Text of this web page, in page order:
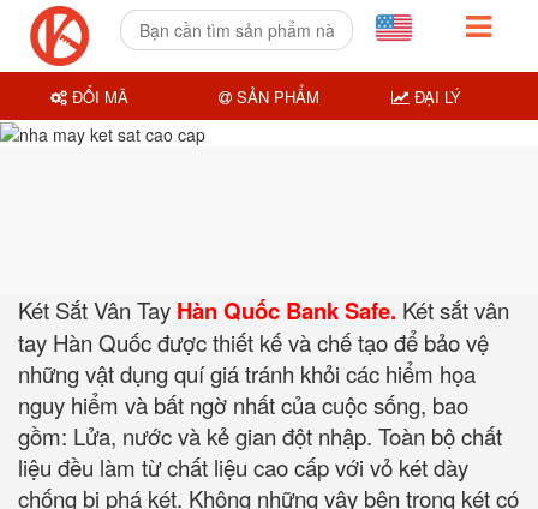
Két Sắt Vân Tay Hàn Quốc Bank Safe. Két sắt vân
tay Hàn Quốc được thiết kế và chế tạo để bảo vệ
những vật dụng quí giá tránh khỏi các hiểm họa
nguy hiểm và bất ngờ nhất của cuộc sống, bao
gồm: Lửa, nước và kẻ gian đột nhập. Toàn bộ chất
liệu đều làm từ chất liệu cao cấp với vỏ két dày
chống bị phá két. Không những vậy bên trong két có
ĐỔI MÃ SẢN PHẨM ĐẠI LÝ